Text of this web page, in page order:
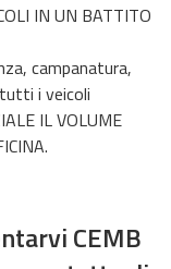
IN UN BATTITO
campanatura,
i veicoli
IL VOLUME
CEMB